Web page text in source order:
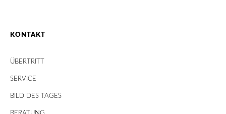
KONTAKT
ÜBERTRITT
SERVICE
BILD DES TAGES